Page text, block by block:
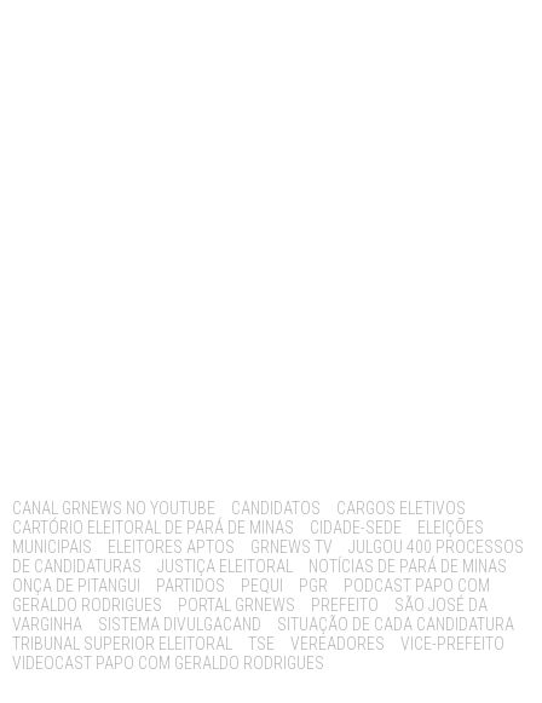
Tags:
CANAL GRNEWS NO YOUTUBE CANDIDATOS
CARGOS ELETIVOS
CARTÓRIO ELEITORAL DE PARÁ DE MINAS
CIDADE-SEDE
ELEIÇÕES
MUNICIPAIS
ELEITORES APTOS GRNEWS TV
JULGOU 400 PROCESSOS
DE CANDIDATURAS
JUSTIÇA ELEITORAL
NOTÍCIAS DE PARÁ DE MINAS
ONÇA DE PITANGUI
PARTIDOS PEQUI PGR
PODCAST PAPO COM
GERALDO RODRIGUES
PORTAL GRNEWS PREFEITO
SÃO JOSÉ DA
VARGINHA
SISTEMA DIVULGACAND
SITUAÇÃO DE CADA CANDIDATURA
TRIBUNAL SUPERIOR ELEITORAL
TSE VEREADORES
VICE-PREFEITO
VIDEOCAST PAPO COM GERALDO RODRIGUES